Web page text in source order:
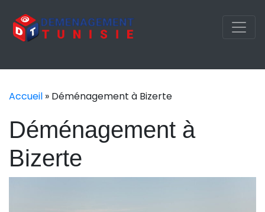
Accueil » Déménagement à Bizerte
Déménagement à
Bizerte